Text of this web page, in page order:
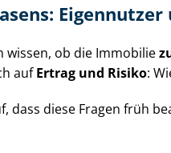
wissen, ob die Immobilie
aufErtrag und Risiko:
dass diese Fragen früh